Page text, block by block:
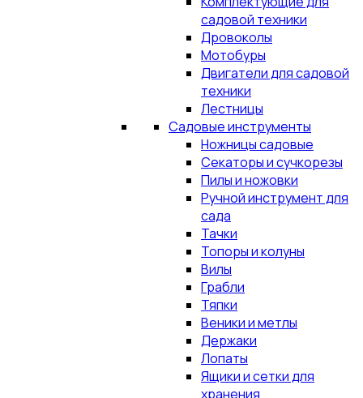
садовой техники
Дровоколы
Мотобуры
Двигатели для садовой
техники
Лестницы
Садовые инструменты
Ножницы садовые
Секаторы и сучкорезы
Пилы и ножовки
Ручной инструмент для
сада
Тачки
Топоры и колуны
Вилы
Грабли
Тяпки
Веники и метлы
Держаки
Лопаты
Ящики и сетки для
хранения